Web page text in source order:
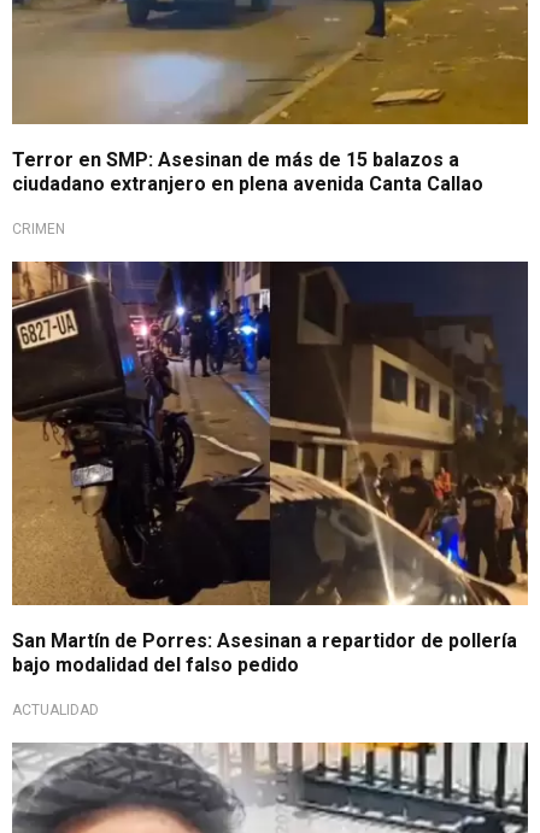
Terror en SMP: Asesinan de más de 15 balazos a
ciudadano extranjero en plena avenida Canta Callao
CRIMEN
¡Alarmante!
San Martín de Porres: Asesinan a repartidor de pollería
bajo modalidad del falso pedido
ACTUALIDAD
Lamentable